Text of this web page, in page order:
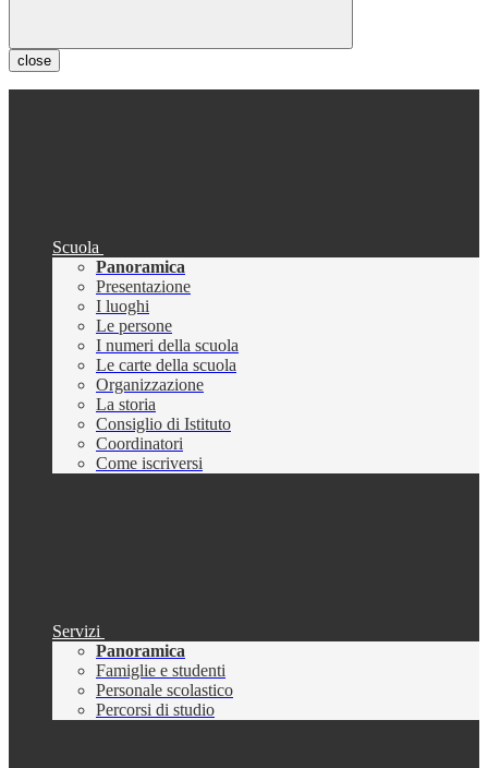
close
Scuola
Panoramica
Presentazione
I luoghi
Le persone
I numeri della scuola
Le carte della scuola
Organizzazione
La storia
Consiglio di Istituto
Coordinatori
Come iscriversi
Servizi
Panoramica
Famiglie e studenti
Personale scolastico
Percorsi di studio